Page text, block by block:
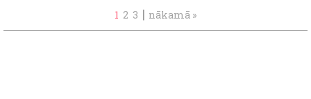
1 2 3 | nākamā »